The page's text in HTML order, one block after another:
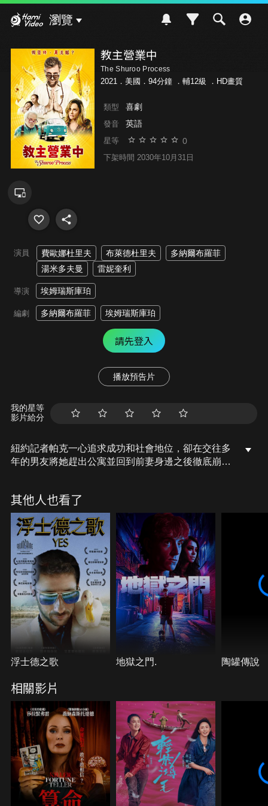
瀏覽
教主營業中
The Shuroo Process
2021．美國．94分鐘 ． 輔12級 ．HD畫質
類型 喜劇
發音 英語
星等 0
下架時間 2030年10月31日
演員 費歐娜杜里夫 布萊德杜里夫
多納爾布羅菲
湯米多夫曼
雷妮奎利
導演 埃姆瑞斯庫珀
編劇 多納爾布羅菲 埃姆瑞斯庫珀
請先登入
播放預告片
我的星等
影片給分
紐約記者帕克一心追求成功和社會地位，卻在交往多
年的男友將她趕出公寓並回到前妻身邊之後徹底崩
著名靈修導師舒魯主持的靜修營。三天裡，她認識了
一群光怪陸離的人，他們在舒魯的引導下，實踐了冥
想、瑜伽以及其他一些非正統的療癒方法。帕克卻發
現了一個足以揭露舒魯真面目的秘密…
其他人也看了
浮士德之歌 地獄之門. 陶罐傳說
相關影片